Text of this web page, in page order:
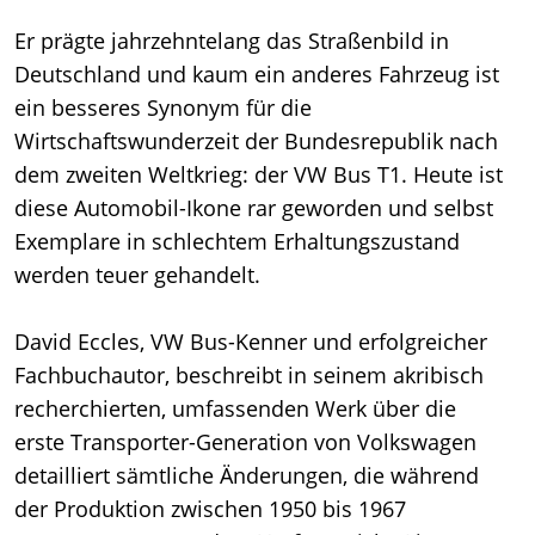
Er prägte jahrzehntelang das Straßenbild in
Deutschland und kaum ein anderes Fahrzeug ist
ein besseres Synonym für die
Wirtschaftswunderzeit der Bundesrepublik nach
dem zweiten Weltkrieg: der VW Bus T1. Heute ist
diese Automobil-Ikone rar geworden und selbst
Exemplare in schlechtem Erhaltungszustand
werden teuer gehandelt.
David Eccles, VW Bus-Kenner und erfolgreicher
Fachbuchautor, beschreibt in seinem akribisch
recherchierten, umfassenden Werk über die
erste Transporter-Generation von Volkswagen
detailliert sämtliche Änderungen, die während
der Produktion zwischen 1950 bis 1967